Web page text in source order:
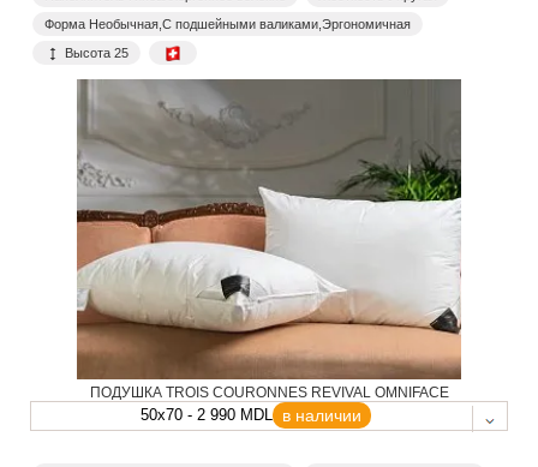
Форма Необычная,С подшейными валиками,Эргономичная
Высота 25
ПОДУШКА TROIS COURONNES REVIVAL OMNIFACE
50x70 - 2 990 MDL в наличии